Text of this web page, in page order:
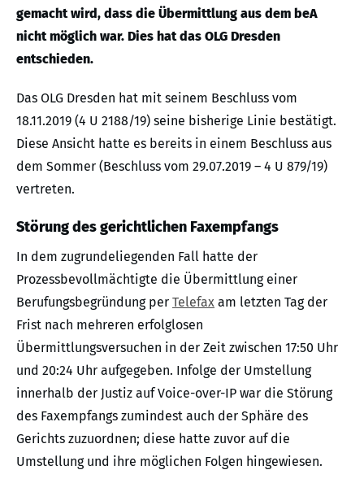
gemacht wird, dass die Übermittlung aus dem beA
nicht möglich war. Dies hat das OLG Dresden
entschieden.
Das OLG Dresden hat mit seinem Beschluss vom
18.11.2019 (4 U 2188/19) seine bisherige Linie bestätigt.
Diese Ansicht hatte es bereits in einem Beschluss aus
dem Sommer (Beschluss vom 29.07.2019 – 4 U 879/19)
vertreten.
Störung des gerichtlichen Faxempfangs
In dem zugrundeliegenden Fall hatte der
Prozessbevollmächtigte die Übermittlung einer
Berufungsbegründung per Telefax am letzten Tag der
Frist nach mehreren erfolglosen
Übermittlungsversuchen in der Zeit zwischen 17:50 Uhr
und 20:24 Uhr aufgegeben. Infolge der Umstellung
innerhalb der Justiz auf Voice-over-IP war die Störung
des Faxempfangs zumindest auch der Sphäre des
Gerichts zuzuordnen; diese hatte zuvor auf die
Umstellung und ihre möglichen Folgen hingewiesen.